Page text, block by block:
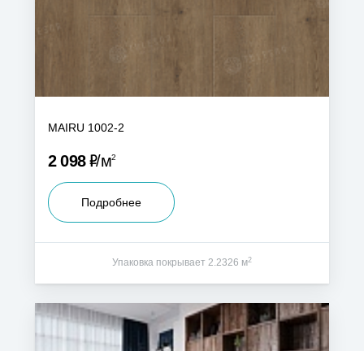
MAIRU 1002-2
2 098Р м2
Подробнее
Упаковка покрывает 2.2326 м2